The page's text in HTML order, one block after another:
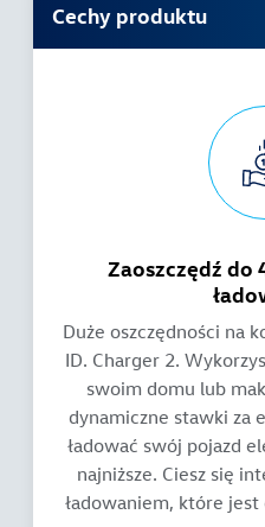
Cechy produktu
Zaoszczędź do
Duże oszczędności na
ID. Charger 2.
swoim domu lub
dynamiczne stawki za
ładować swój pojazd
najniższe. Ciesz się
ładowaniem, które jest